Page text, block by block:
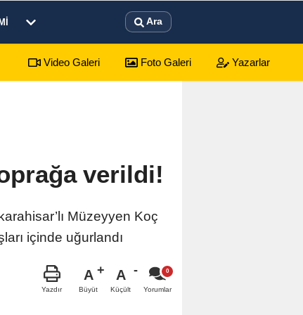
Ara
Video Galeri Foto Galeri Yazarlar
verildi!
Müzeyyen Koç
içinde uğurlandı
Yazdır
A
Büyüt
A
Küçült Yorumlar